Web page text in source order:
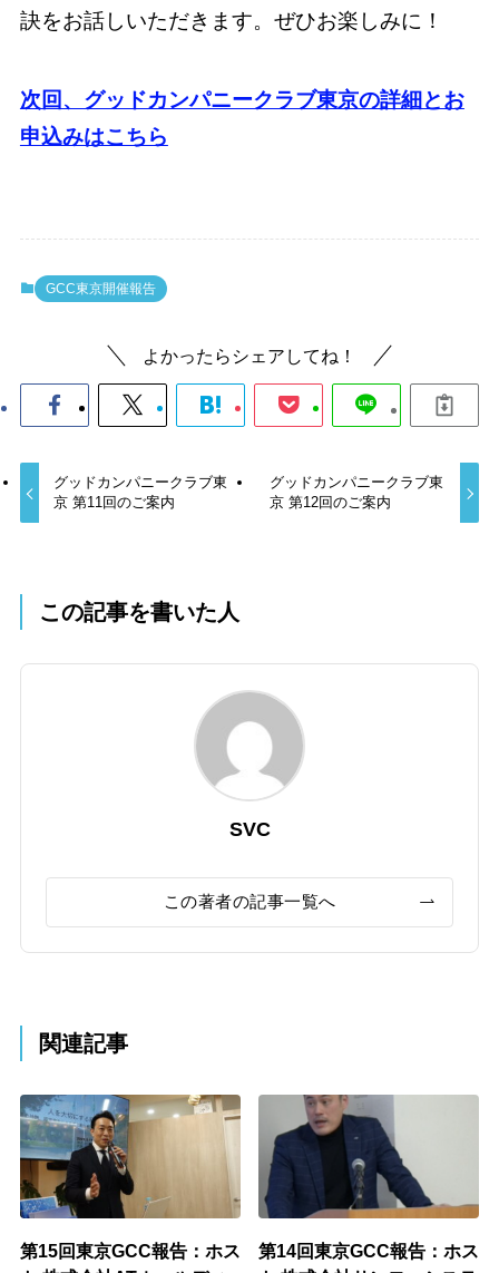
訣をお話しいただきます。ぜひお楽しみに！
次回、グッドカンパニークラブ東京の詳細とお
申込みはこちら
GCC東京開催報告
よかったらシェアしてね！
グッドカンパニークラブ東
京 第11回のご案内
グッドカンパニークラブ東
京 第12回のご案内
この記事を書いた人
SVC
この著者の記事一覧へ
関連記事
第15回東京GCC報告：ホス
第14回東京GCC報告：ホス